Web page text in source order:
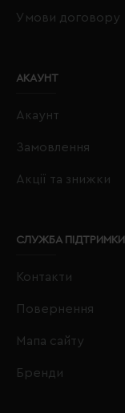
Умови договору
АКАУНТ
Акаунт
Замовлення
Акції та знижки
СЛУЖБА ПІДТРИМКИ
Контакти
Повернення
Мапа сайту
Бренди